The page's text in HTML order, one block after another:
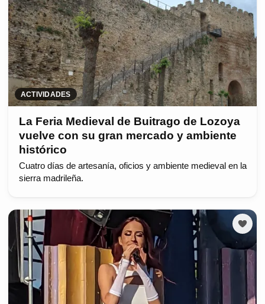
ACTIVIDADES
La Feria Medieval de Buitrago de Lozoya
vuelve con su gran mercado y ambiente
histórico
Cuatro días de artesanía, oficios y ambiente medieval en la
sierra madrileña.